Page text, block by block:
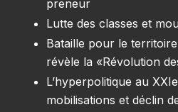
preneur
Lutte des classes et
Bataille pour le
révèle la «Révolution
L’hyperpolitique au
mobilisations et déclin